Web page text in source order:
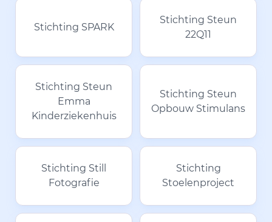
Stichting SPARK
Stichting Steun
22Q11
Stichting Steun
Emma
Kinderziekenhuis
Stichting Steun
Opbouw Stimulans
Stichting Still
Fotografie
Stichting
Stoelenproject